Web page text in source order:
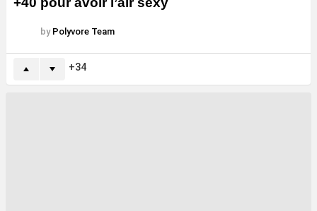
by Polyvore Team
34